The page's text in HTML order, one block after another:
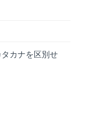
カナを区別せ